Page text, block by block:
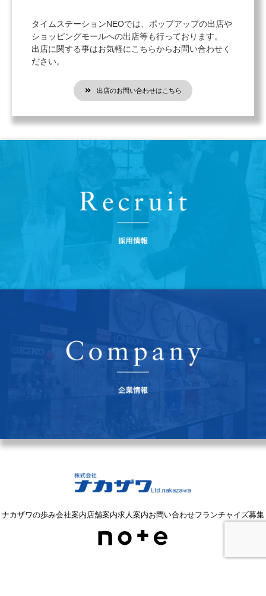
タイムステーションNEOでは、ポップアップの出店や
ショッピングモールへの出店等も行っております。
出店に関する事はお気軽にこちらからお問い合わせく
ださい。
出店のお問い合わせはこちら
ナカザワの歩み会社案内店舗案内求人案内お問い合わせフランチャイズ募集